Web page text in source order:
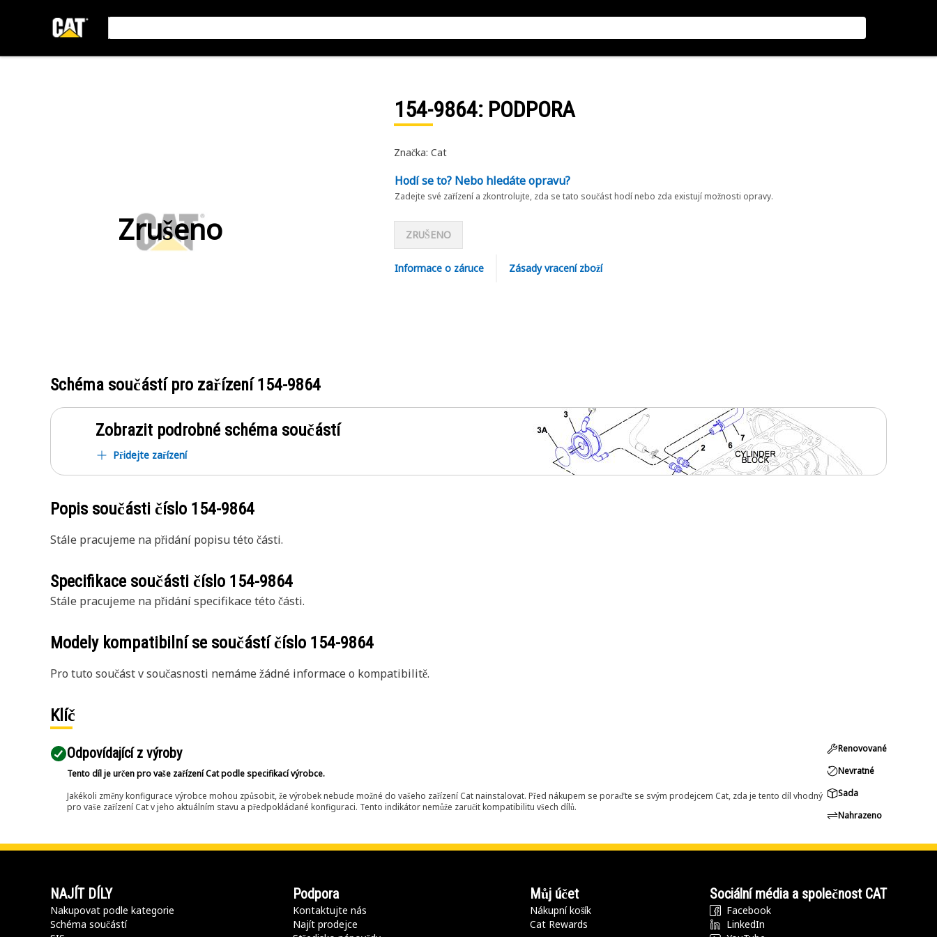
Zrušeno
154-9864: PODPORA
Značka: Cat
Hodí se to? Nebo hledáte opravu?
Zadejte své zařízení a zkontrolujte, zda se tato součást hodí nebo zda existují možnosti opravy.
ZRUŠENO
Informace o záruce Zásady vracení zboží
Schéma součástí pro zařízení154-9864
Zobrazit podrobné schéma součástí
Přidejte zařízení
Popis součásti číslo 154-9864
Stále pracujeme na přidání popisu této části.
Specifikace součásti číslo 154-9864
Stále pracujeme na přidání specifikace této části.
Modely kompatibilní se součástí číslo 154-9864
Pro tuto součást v současnosti nemáme žádné informace o kompatibilitě.
Klíč
Odpovídající z výroby
Tento díl je určen pro vaše zařízení Cat podle specifikací výrobce.
Jakékoli změny konfigurace výrobce mohou způsobit, že výrobek nebude možné do vašeho zařízení Cat nainstalovat. Před nákupem se poraďte se svým prodejcem Cat, zda je tento díl vhodný
pro vaše zařízení Cat v jeho aktuálním stavu a předpokládané konfiguraci. Tento indikátor nemůže zaručit kompatibilitu všech dílů.
Renovované
Nevratné
Sada
Nahrazeno
NAJÍT DÍLY
Nakupovat podle kategorie
Schéma součástí
Podpora
Kontaktujte nás
Najít prodejce
Můj účet
Nákupní košík
Cat Rewards
Sociální média a společnost CAT
Facebook
LinkedIn